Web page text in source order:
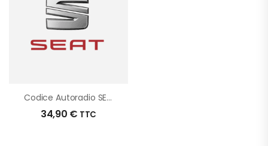
Codice Autoradio SEAT
34,90 € TTC